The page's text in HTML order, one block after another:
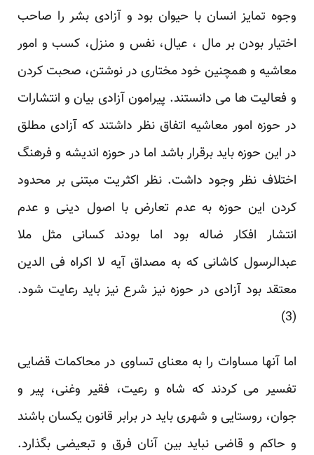
وجوه تمایز انسان با حیوان بود و آزادی بشر را صاحب
اختیار بودن بر مال ، عیال، نفس و منزل، کسب و امور
معاشیه و همچنین خود مختاری در نوشتن، صحبت کردن
و فعالیت ها می دانستند. پیرامون آزادی بیان و انتشارات
در حوزه امور معاشیه اتفاق نظر داشتند که آزادی مطلق
در این حوزه باید برقرار باشد اما در حوزه اندیشه و فرهنگ
اختلاف نظر وجود داشت. نظر اکثریت مبتنی بر محدود
کردن این حوزه به عدم تعارض با اصول دینی و عدم
انتشار افکار ضاله بود اما بودند کسانی مثل ملا
عبدالرسول کاشانی که به مصداق آیه لا اکراه فی الدین
معتقد بود آزادی در حوزه نیز شرع نیز باید رعایت شود.
(3)
اما آنها مساوات را به معنای تساوی در محاکمات قضایی
تفسیر می کردند که شاه و رعیت، فقیر وغنی، پیر و
جوان، روستایی و شهری باید در برابر قانون یکسان باشند
و حاکم و قاضی نباید بین آنان فرق و تبعیضی بگذارد.